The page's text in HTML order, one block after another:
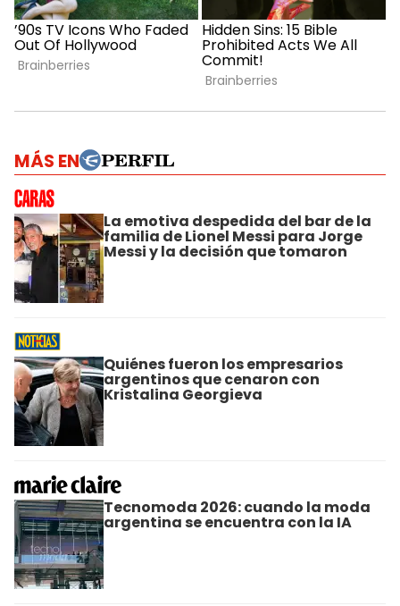
MÁS EN
La emotiva despedida del bar de la
familia de Lionel Messi para Jorge
Messi y la decisión que tomaron
Quiénes fueron los empresarios
argentinos que cenaron con
Kristalina Georgieva
Tecnomoda 2026: cuando la moda
argentina se encuentra con la IA